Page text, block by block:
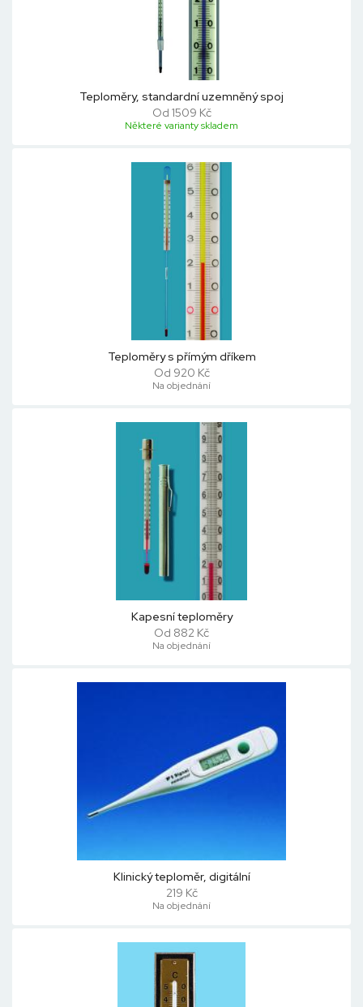
Teploměry, standardní uzemněný spoj
Od 1509 Kč
Některé varianty skladem
Teploměry s přímým dříkem
Od 920 Kč
Na objednání
Kapesní teploměry
Od 882 Kč
Na objednání
Klinický teploměr, digitální
219 Kč
Na objednání